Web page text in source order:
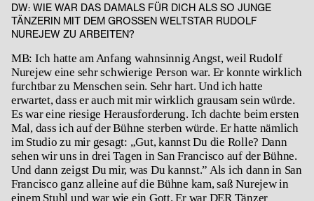
DW: WIE WAR DAS DAMALS FÜR DICH ALS SO JUNGE
TÄNZERIN MIT DEM GROSSEN WELTSTAR RUDOLF N
UREJEW ZU ARBEITEN?
MB: Ich hatte am Anfang wahnsinnig Angst, weil Rudolf
Nurejew eine sehr schwierige Person war. Er konnte wirklich
furchtbar zu Menschen sein. Sehr hart. Und ich hatte
erwartet, dass er auch mit mir wirklich grausam sein würde.
Es war eine riesige Herausforderung. Ich dachte beim ersten
Mal, dass ich auf der Bühne sterben würde. Er hatte nämlich
im Studio zu mir gesagt: „Gut, kannst Du die Rolle? Dann
sehen wir uns in drei Tagen in San Francisco auf der Bühne.
Und dann zeigst Du mir, was Du kannst.” Als ich dann in San
Francisco ganz alleine auf die Bühne kam, saß Nurejew in
einem Stuhl und war wie ein Gott. Er war DER Tänzer